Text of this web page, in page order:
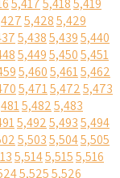
5,4175,4185,419
5,4285,429
5,4385,4395,440
5,4495,4505,451
5,4605,4615,462
5,4715,4725,473
5,4825,483
5,4925,4935,494
5,5035,5045,505
5,5145,5155,516
5,5255,526